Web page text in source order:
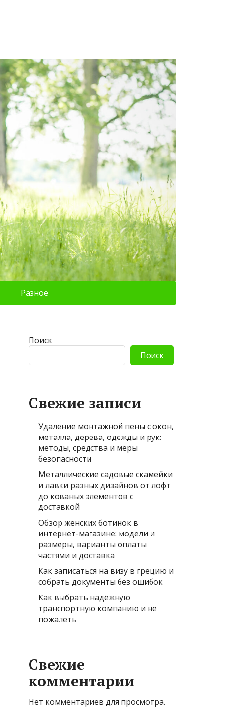
Разное
Поиск
Поиск
Свежие записи
Удаление монтажной пены с окон,
металла, дерева, одежды и рук:
методы, средства и меры
безопасности
Металлические садовые скамейки
и лавки разных дизайнов от лофт
до кованых элементов с
доставкой
Обзор женских ботинок в
интернет-магазине: модели и
размеры, варианты оплаты
частями и доставка
Как записаться на визу в грецию и
собрать документы без ошибок
Как выбрать надёжную
транспортную компанию и не
пожалеть
Свежие
комментарии
Нет комментариев для просмотра.